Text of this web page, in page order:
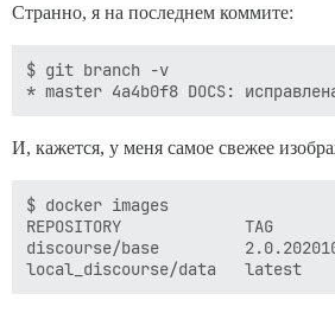
Странно, я на последнем коммите:
$ git branch -v
И, кажется, у меня самое свежее
$ docker images
REPOSITORY             TAG
discourse/base